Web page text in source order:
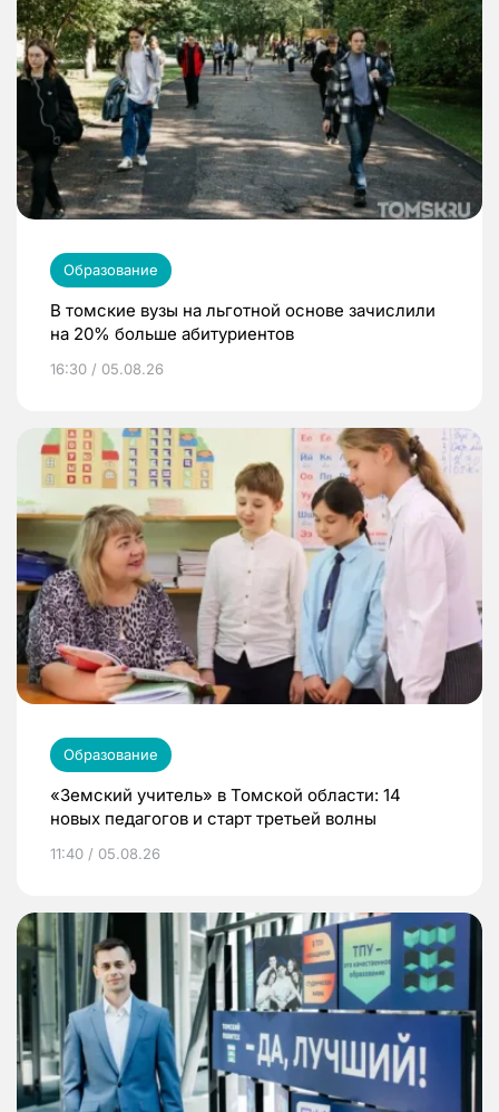
Образование
В томские вузы на льготной основе зачислили
на 20% больше абитуриентов
16:30 / 05.08.26
Образование
«Земский учитель» в Томской области: 14
новых педагогов и старт третьей волны
11:40 / 05.08.26